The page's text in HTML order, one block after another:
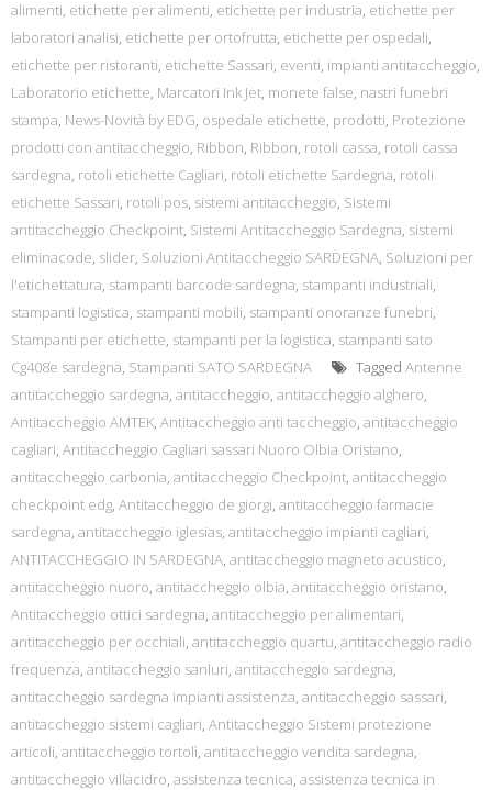
alimenti, etichette per alimenti, etichette per industria, etichette per
laboratori analisi, etichette per ortofrutta, etichette per ospedali,
etichette per ristoranti, etichette Sassari, eventi, impianti antitaccheggio,
Laboratorio etichette, Marcatori Ink Jet, monete false, nastri funebri
stampa, News-Novità by EDG, ospedale etichette, prodotti, Protezione
prodotti con antitaccheggio, Ribbon, Ribbon, rotoli cassa, rotoli cassa
sardegna, rotoli etichette Cagliari, rotoli etichette Sardegna, rotoli
etichette Sassari, rotoli pos, sistemi antitaccheggio, Sistemi
antitaccheggio Checkpoint, Sistemi Antitaccheggio Sardegna, sistemi
eliminacode, slider, Soluzioni Antitaccheggio SARDEGNA, Soluzioni per
l'etichettatura, stampanti barcode sardegna, stampanti industriali,
stampanti logistica, stampanti mobili, stampanti onoranze funebri,
Stampanti per etichette, stampanti per la logistica, stampanti sato
Cg408e sardegna, Stampanti SATO SARDEGNA Tagged Antenne
antitaccheggio sardegna, antitaccheggio, antitaccheggio alghero,
Antitaccheggio AMTEK, Antitaccheggio anti taccheggio, antitaccheggio
cagliari, Antitaccheggio Cagliari sassari Nuoro Olbia Oristano,
antitaccheggio carbonia, antitaccheggio Checkpoint, antitaccheggio
checkpoint edg, Antitaccheggio de giorgi, antitaccheggio farmacie
sardegna, antitaccheggio iglesias, antitaccheggio impianti cagliari,
ANTITACCHEGGIO IN SARDEGNA, antitaccheggio magneto acustico,
antitaccheggio nuoro, antitaccheggio olbia, antitaccheggio oristano,
Antitaccheggio ottici sardegna, antitaccheggio per alimentari,
antitaccheggio per occhiali, antitaccheggio quartu, antitaccheggio radio
frequenza, antitaccheggio sanluri, antitaccheggio sardegna,
antitaccheggio sardegna impianti assistenza, antitaccheggio sassari,
antitaccheggio sistemi cagliari, Antitaccheggio Sistemi protezione
articoli, antitaccheggio tortolì, antitaccheggio vendita sardegna,
antitaccheggio villacidro, assistenza tecnica, assistenza tecnica in